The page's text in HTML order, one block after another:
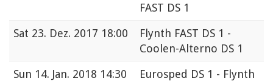
FAST DS 1
Sat 23. Dez. 2017 18:00
Flynth FAST DS 1 -
Coolen-Alterno DS 1
Sun 14. Jan. 2018 14:30
Eurosped DS 1 - Flynth